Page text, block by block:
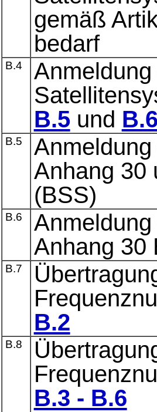
gemäß
bedarf
B.4
B.5und B.6
B.5
Anhang 30
(BSS)
B.6
Anhang 30
B.7
B.2
B.8
B.3 - B.6